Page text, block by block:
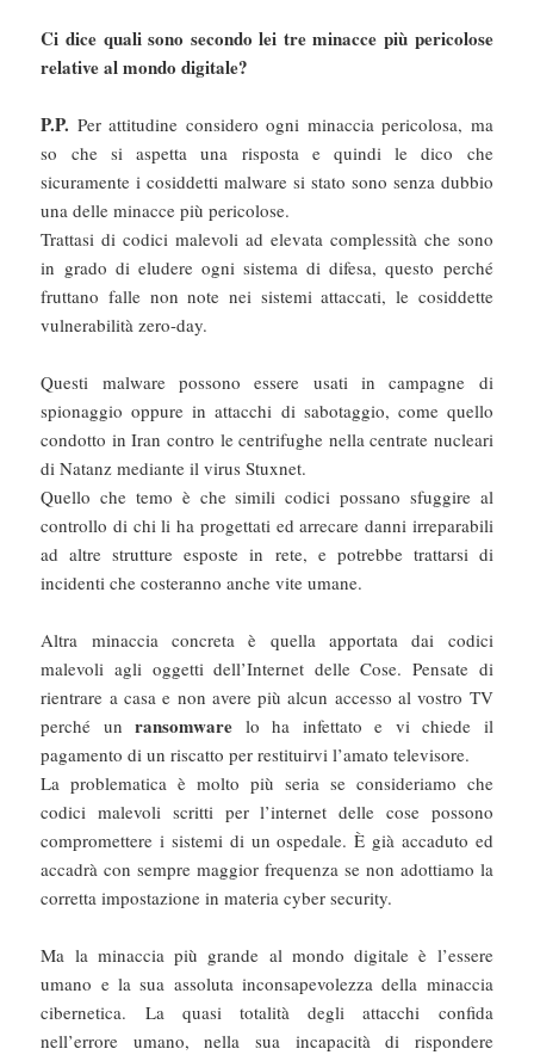
Ci dice quali sono secondo lei tre minacce più pericolose
relative al mondo digitale?
P.P. Per attitudine considero ogni minaccia pericolosa, ma
so che si aspetta una risposta e quindi le dico che
sicuramente i cosiddetti malware si stato sono senza dubbio
una delle minacce più pericolose.
Trattasi di codici malevoli ad elevata complessità che sono
in grado di eludere ogni sistema di difesa, questo perché
fruttano falle non note nei sistemi attaccati, le cosiddette
vulnerabilità zero-day.
Questi malware possono essere usati in campagne di
spionaggio oppure in attacchi di sabotaggio, come quello
condotto in Iran contro le centrifughe nella centrate nucleari
di Natanz mediante il virus Stuxnet.
Quello che temo è che simili codici possano sfuggire al
controllo di chi li ha progettati ed arrecare danni irreparabili
ad altre strutture esposte in rete, e potrebbe trattarsi di
incidenti che costeranno anche vite umane.
Altra minaccia concreta è quella apportata dai codici
malevoli agli oggetti dell’Internet delle Cose. Pensate di
rientrare a casa e non avere più alcun accesso al vostro TV
perché unransomware lo ha infettato e vi chiede il
pagamento di un riscatto per restituirvi l’amato televisore.
La problematica è molto più seria se consideriamo che
codici malevoli scritti per l’internet delle cose possono
compromettere i sistemi di un ospedale. È già accaduto ed
accadrà con sempre maggior frequenza se non adottiamo la
corretta impostazione in materia cyber security.
Ma la minaccia più grande al mondo digitale è l’essere
umano e la sua assoluta inconsapevolezza della minaccia
cibernetica. La quasi totalità degli attacchi confida
nell’errore umano, nella sua incapacità di rispondere